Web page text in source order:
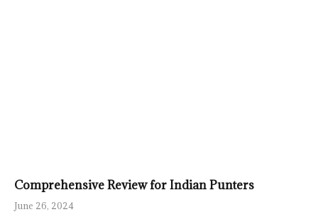
Comprehensive Review for Indian Punters
June 26, 2024